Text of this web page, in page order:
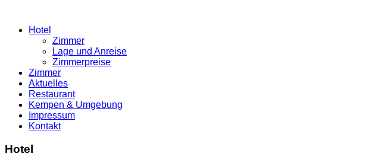
Hotel
Zimmer
Lage und Anreise
Zimmerpreise
Zimmer
Aktuelles
Restaurant
Kempen & Umgebung
Impressum
Kontakt
Hotel